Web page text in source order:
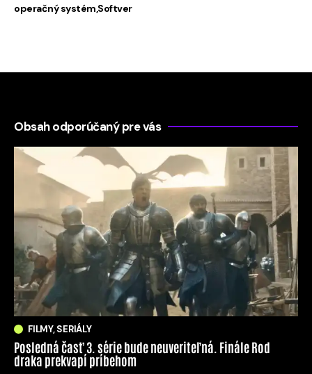
operačný systémSoftver
Obsah odporúčaný pre vás
FILMY, SERIÁLY
Posledná časť 3. série bude neuveriteľná. Finále Rod
draka prekvapí príbehom